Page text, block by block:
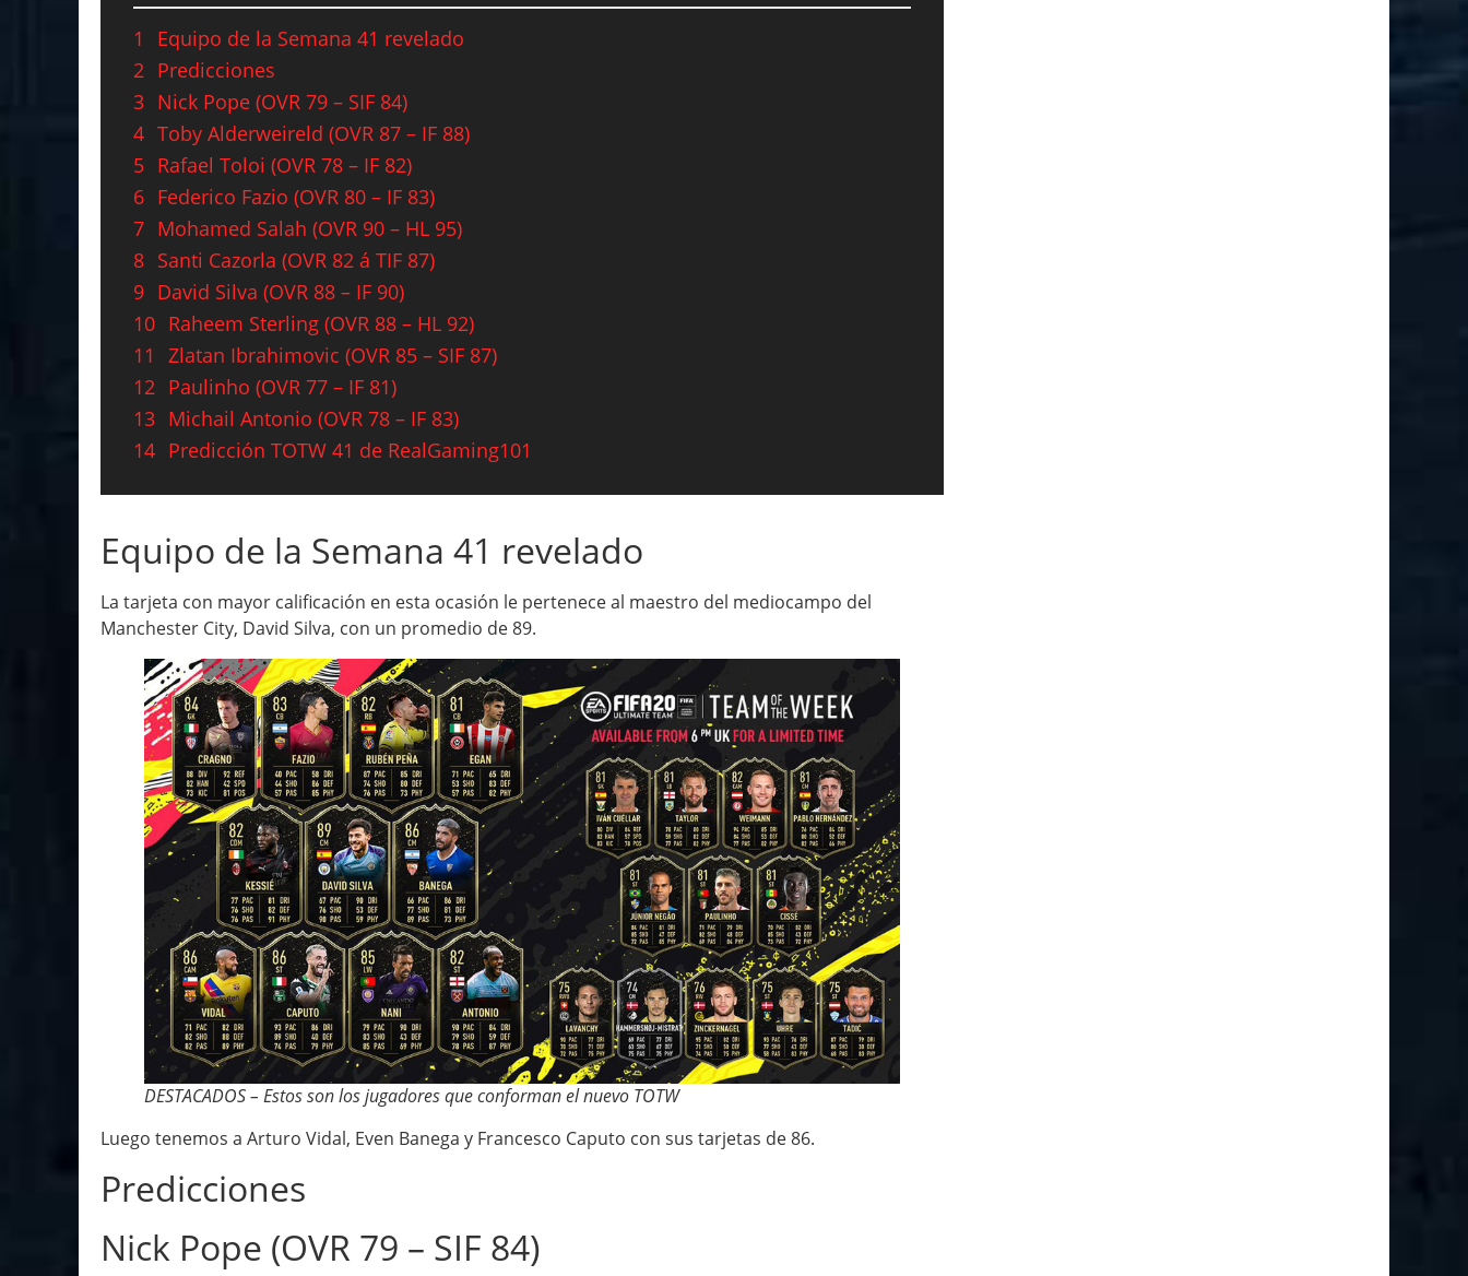
1
Equipo de la Semana 41 revelado
2 Predicciones
3 Nick Pope (OVR 79 – SIF 84)
4 Toby Alderweireld (OVR 87 – IF 88)
5 Rafael Toloi (OVR 78 – IF 82)
6 Federico Fazio (OVR 80 – IF 83)
7 Mohamed Salah (OVR 90 – HL 95)
8 Santi Cazorla (OVR 82 á TIF 87)
9 David Silva (OVR 88 – IF 90)
10 Raheem Sterling (OVR 88 – HL 92)
11
Zlatan Ibrahimovic (OVR 85 – SIF 87)
12 Paulinho (OVR 77 – IF 81)
13 Michail Antonio (OVR 78 – IF 83)
14 Predicción TOTW 41 de RealGaming101
Equipo de la Semana 41 revelado
La tarjeta con mayor calificación en esta ocasión le pertenece al maestro del mediocampo del
Manchester City, David Silva, con un promedio de 89.
DESTACADOS – Estos son los jugadores que conforman el nuevo TOTW
Luego tenemos a Arturo Vidal, Even Banega y Francesco Caputo con sus tarjetas de 86.
Predicciones
Nick Pope (OVR 79 – SIF 84)